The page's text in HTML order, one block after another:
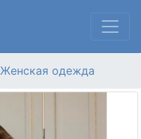
Женская одежда